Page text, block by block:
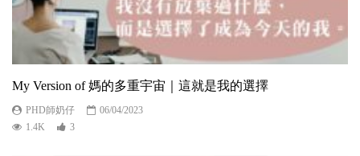
My Version of 媽的多重宇宙｜這就是我的選擇
PHD師奶仔
06/04/2023
1.4K
3